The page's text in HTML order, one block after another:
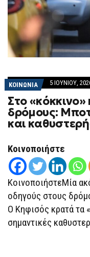
ΚΟΙΝΩΝΙΑ 5 ΙΟΥΝΊΟΥ,
Στο
δρόμους:
και
Κοινοποιήστε
ΚοινοποιήστεΜία
οδηγούς στους
Ο Κηφισός κρατά τα
σημαντικές